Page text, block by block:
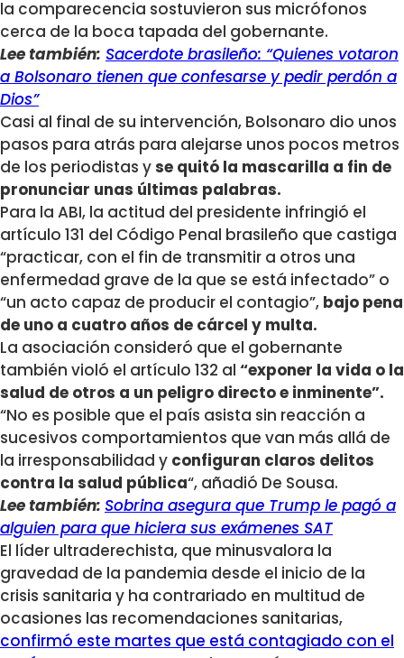
la comparecencia sostuvieron sus micrófonos
cerca de la boca tapada del gobernante.
Lee también: Sacerdote brasileño: “Quienes votaron
a Bolsonaro tienen que confesarse y pedir perdón a
Dios”
Casi al final de su intervención, Bolsonaro dio unos
pasos para atrás para alejarse unos pocos metros
de los periodistas yse quitó la mascarilla a fin de
pronunciar unas últimas palabras.
Para la ABI, la actitud del presidente infringió el
artículo 131 del Código Penal brasileño que castiga
“practicar, con el fin de transmitir a otros una
enfermedad grave de la que se está infectado” o
“un acto capaz de producir el contagio”, bajo pena
de uno a cuatro años de cárcel y multa.
La asociación consideró que el gobernante
también violó el artículo 132 al “exponer la vida o la
salud de otros a un peligro directo e inminente”.
“No es posible que el país asista sin reacción a
sucesivos comportamientos que van más allá de
la irresponsabilidad y configuran claros delitos
contra la salud pública“, añadió De Sousa.
Lee también: Sobrina asegura que Trump le pagó a
alguien para que hiciera sus exámenes SAT
El líder ultraderechista, que minusvalora la
gravedad de la pandemia desde el inicio de la
crisis sanitaria y ha contrariado en multitud de
ocasiones las recomendaciones sanitarias,
confirmó este martes que está contagiado con el